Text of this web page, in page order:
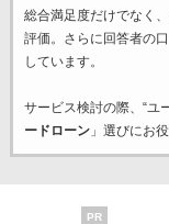
総合満足度だけでなく
評価。さらに回答者の
しています。
サービス検討の際、“ユ
ードローン」選びにお
PR